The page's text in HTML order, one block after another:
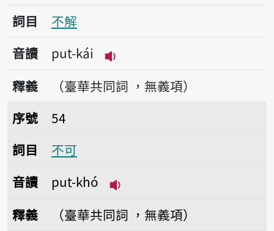
詞目
不解
音讀
put-kái
播放音讀put-kái
釋義
（臺華共同詞 ，無義項）
序號54不可
序號
54
詞目
不可
音讀
put-khó
釋義
（臺華共同詞 ，無義項）